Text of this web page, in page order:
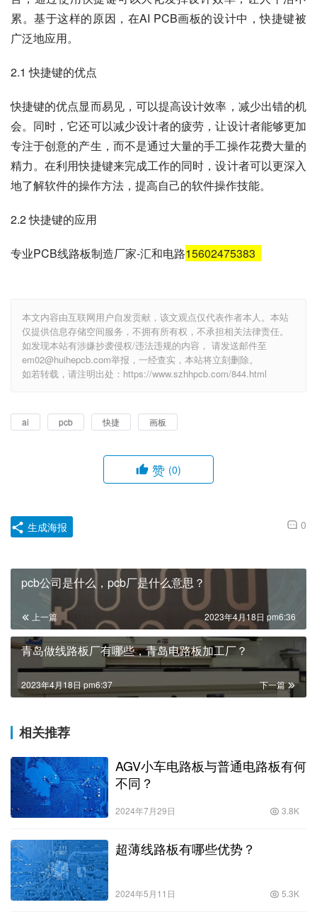
累。基于这样的原因，在AI PCB画板的设计中，快捷键被
广泛地应用。
2.1 快捷键的优点
快捷键的优点显而易见，可以提高设计效率，减少出错的机
会。同时，它还可以减少设计者的疲劳，让设计者能够更加
专注于创意的产生，而不是通过大量的手工操作花费大量的
精力。在利用快捷键来完成工作的同时，设计者可以更深入
地了解软件的操作方法，提高自己的软件操作技能。
2.2 快捷键的应用
专业PCB线路板制造厂家-汇和电路15602475383
本文内容由互联网用户自发贡献，该文观点仅代表作者本人。本站
仅提供信息存储空间服务，不拥有所有权，不承担相关法律责任。
如发现本站有涉嫌抄袭侵权/违法违规的内容， 请发送邮件至
em02@huihepcb.com举报，一经查实，本站将立刻删除。
如若转载，请注明出处：https://www.szhhpcb.com/844.html
ai pcb 快捷 画板
赞 (0)
0
生成海报
pcb公司是什么，pcb厂是什么意思？
上一篇 2023年4月18日 pm6:36
青岛做线路板厂有哪些，青岛电路板加工厂？
下一篇
2023年4月18日 pm6:37
相关推荐
AGV小车电路板与普通电路板有何
不同？
2024年7月29日 3.8K
超薄线路板有哪些优势？
2024年5月11日 5.3K